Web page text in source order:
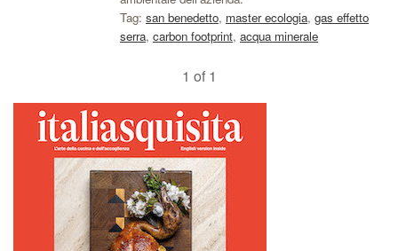
Tag: san benedetto, master ecologia, gas effetto
serra, carbon footprint, acqua minerale
1 of 1